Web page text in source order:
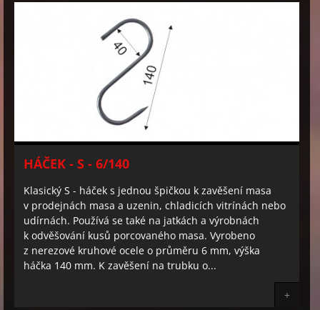
HÁČEK - S - 6/140
Klasický S - háček s jednou špičkou k zavěšení masa
v prodejnách masa a uzenin, chladicích vitrínách nebo
udírnách. Používá se také na jatkách a výrobnách
k odvěšování kusů porcovaného masa. Vyrobeno
z nerezové kruhové ocele o průměru 6 mm, výška
háčka 140 mm. K zavěšení na trubku o...
+